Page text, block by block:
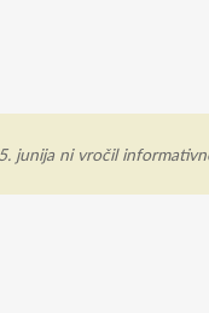
junija ni vročil